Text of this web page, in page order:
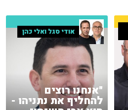
אודי סגל ואלי כהן
"אנחנו רוצים
להחליף את נתניהו -